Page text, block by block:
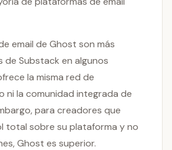
email de Ghost son más
de Substack en algunos
la misma red de
ni la comunidad integrada de
para creadores que
total sobre su plataforma y no
Ghost es superior.